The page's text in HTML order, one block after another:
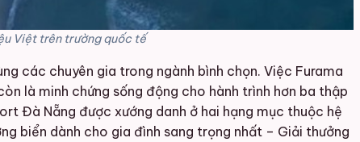
Việt trên trường quốc tế
các chuyên gia trong ngành bình chọn. Việc Furama
là minh chứng sống động cho hành trình hơn ba thập
Đà Nẵng được xướng danh ở hai hạng mục thuộc hệ
biển dành cho gia đình sang trọng nhất – Giải thưởng